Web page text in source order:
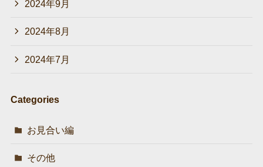
2024年9月
2024年8月
2024年7月
Categories
お見合い編
その他